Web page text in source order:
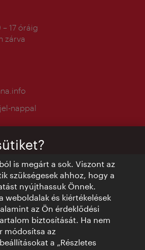
17 óráig
zárva
nappal
is megárt a sok. Viszont az
szükségesek ahhoz, hogy a
nyújthassuk Önnek.
weboldalak és kiértékelések
az Ön érdeklődési
biztosítását. Ha nem
módosítsa az
a „Részletes